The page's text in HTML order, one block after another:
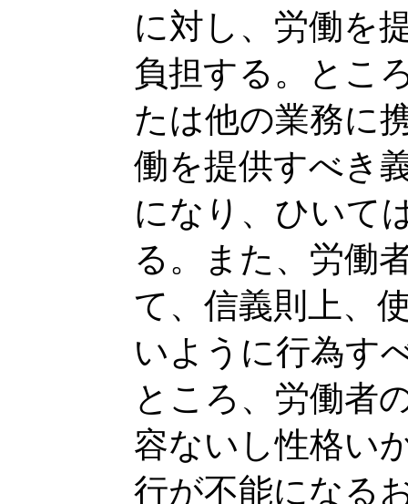
に対し、労働を
負担する。とこ
たは他の業務に
働を提供すべき
になり、ひいて
る。また、労働
て、信義則上、
いように行為す
ところ、労働者
容ないし性格い
行が不能になる